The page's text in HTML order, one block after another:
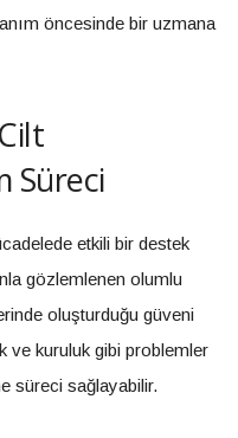
öncesinde bir uzmana
Süreci
etkili bir destek
gözlemlenen olumlu
oluşturduğu güveni
ve kuruluk gibi problemler
süreci sağlayabilir.